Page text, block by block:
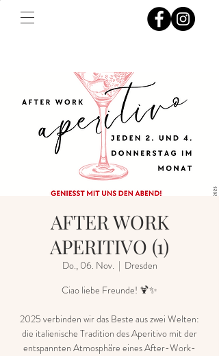
AFTER WORK
APERITIVO (1)
Do., 06. Nov.
  |
Dresden
Ciao liebe Freunde! 🍹✨
2025 verbinden wir das Beste aus zwei Welten:
die italienische Tradition des Aperitivo mit der
entspannten Atmosphäre eines After-Work-